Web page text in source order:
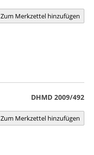
Zum Merkzettel hinzufügen
DHMD 2009/492
Zum Merkzettel hinzufügen